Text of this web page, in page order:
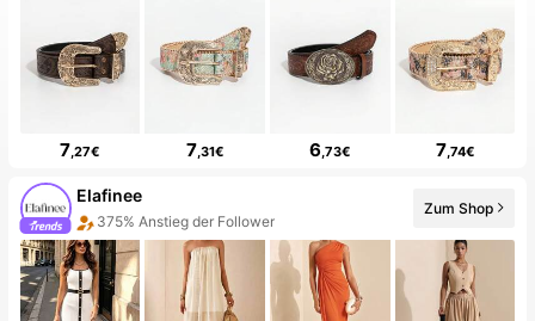
7,27€ 7,31€ 6 ,73€ 7,74€
Elafinee
375% Anstieg der Follower
10+ Neu
Zum Shop